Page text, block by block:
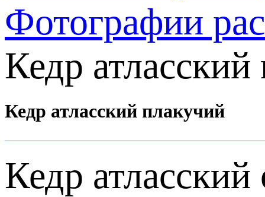
Фотографии
Кедр
Кедр атласский плакучий
Кедр